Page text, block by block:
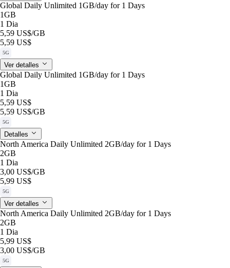
Global Daily Unlimited 1GB/day for 1 Days
1GB
1 Dia
5,59 US$/GB
5,59 US$
5G
Ver detalles
Global Daily Unlimited 1GB/day for 1 Days
1GB
1 Dia
5,59 US$
5,59 US$/GB
5G
Detalles
North America Daily Unlimited 2GB/day for 1 Days
2GB
1 Dia
3,00 US$/GB
5,99 US$
5G
Ver detalles
North America Daily Unlimited 2GB/day for 1 Days
2GB
1 Dia
5,99 US$
3,00 US$/GB
5G